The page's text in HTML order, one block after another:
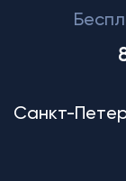
Санкт-